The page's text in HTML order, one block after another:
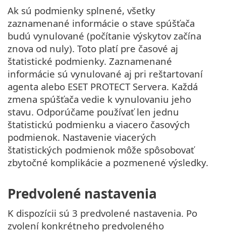
Ak sú podmienky splnené, všetky
zaznamenané informácie o stave spúšťača
budú vynulované (počítanie výskytov začína
znova od nuly). Toto platí pre časové aj
štatistické podmienky. Zaznamenané
informácie sú vynulované aj pri reštartovaní
agenta alebo ESET PROTECT Servera. Každá
zmena spúšťača vedie k vynulovaniu jeho
stavu. Odporúčame používať len jednu
štatistickú podmienku a viacero časových
podmienok. Nastavenie viacerých
štatistických podmienok môže spôsobovať
zbytočné komplikácie a pozmenené výsledky.
Predvolené nastavenia
K dispozícii sú 3 predvolené nastavenia. Po
zvolení konkrétneho predvoleného